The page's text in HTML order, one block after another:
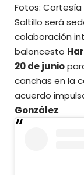
Fotos: Cortesía
Saltillo será
colaboración
baloncesto
20 de junio
canchas en la
acuerdo
González.